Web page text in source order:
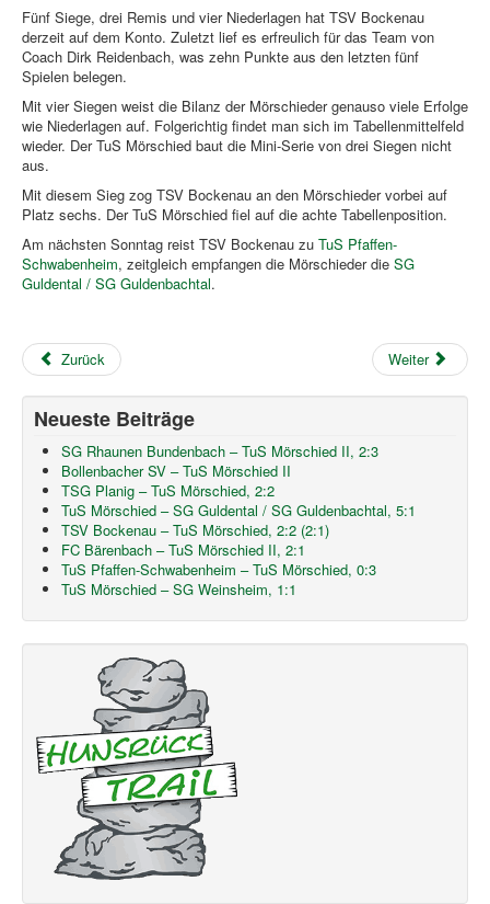
Fünf Siege, drei Remis und vier Niederlagen hat TSV Bockenau
derzeit auf dem Konto. Zuletzt lief es erfreulich für das Team von
Coach Dirk Reidenbach, was zehn Punkte aus den letzten fünf
Spielen belegen.
Mit vier Siegen weist die Bilanz der Mörschieder genauso viele Erfolge
wie Niederlagen auf. Folgerichtig findet man sich im Tabellenmittelfeld
wieder. Der TuS Mörschied baut die Mini-Serie von drei Siegen nicht
aus.
Mit diesem Sieg zog TSV Bockenau an den Mörschieder vorbei auf
Platz sechs. Der TuS Mörschied fiel auf die achte Tabellenposition.
Am nächsten Sonntag reist TSV Bockenau zu TuS Pfaffen-
Schwabenheim, zeitgleich empfangen die Mörschieder die SG
Guldental / SG Guldenbachtal.
Zurück Weiter
Neueste Beiträge
SG Rhaunen Bundenbach – TuS Mörschied II, 2:3
Bollenbacher SV – TuS Mörschied II
TSG Planig – TuS Mörschied, 2:2
TuS Mörschied – SG Guldental / SG Guldenbachtal, 5:1
TSV Bockenau – TuS Mörschied, 2:2 (2:1)
FC Bärenbach – TuS Mörschied II, 2:1
TuS Pfaffen-Schwabenheim – TuS Mörschied, 0:3
TuS Mörschied – SG Weinsheim, 1:1